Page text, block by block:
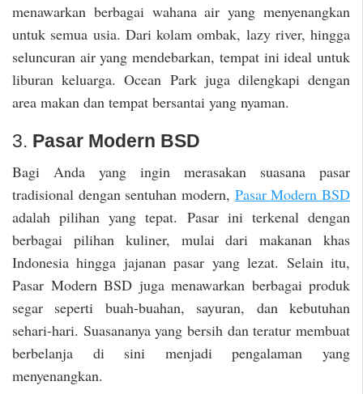
menawarkan berbagai wahana air yang menyenangkan
untuk semua usia. Dari kolam ombak, lazy river, hingga
seluncuran air yang mendebarkan, tempat ini ideal untuk
liburan keluarga. Ocean Park juga dilengkapi dengan
area makan dan tempat bersantai yang nyaman.
3. Pasar Modern BSD
Bagi Anda yang ingin merasakan suasana pasar
tradisional dengan sentuhan modern, Pasar Modern BSD
adalah pilihan yang tepat. Pasar ini terkenal dengan
berbagai pilihan kuliner, mulai dari makanan khas
Indonesia hingga jajanan pasar yang lezat. Selain itu,
Pasar Modern BSD juga menawarkan berbagai produk
segar seperti buah-buahan, sayuran, dan kebutuhan
sehari-hari. Suasananya yang bersih dan teratur membuat
berbelanja di sini menjadi pengalaman yang
menyenangkan.